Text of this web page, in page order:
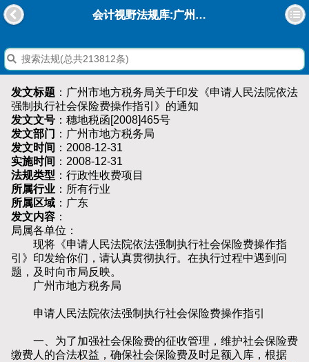
会计视野法规库:广州市地方税务局关于印发《申请人民法院依法强制执行社会保险费操作指引》的通知
发文标题 ：广州市地方税务局关于印发《申请人民法院依法
强制执行社会保险费操作指引》的通知
发文文号 ：穗地税函[2008]465号
发文部门 ：广州市地方税务局
发文时间 ：2008-12-31
实施时间 ：2008-12-31
法规类型 ：行政性收费项目
所属行业 ：所有行业
所属区域 ：广东
发文内容 ：
局属各单位：
现将《申请人民法院依法强制执行社会保险费操作指
引》印发给你们，请认真贯彻执行。在执行过程中遇到问
题，及时向市局反映。
广州市地方税务局
申请人民法院依法强制执行社会保险费操作指引
一、为了加强社会保险费的征收管理，维护社会保险费
缴费人的合法权益，确保社会保险费及时足额入库，根据